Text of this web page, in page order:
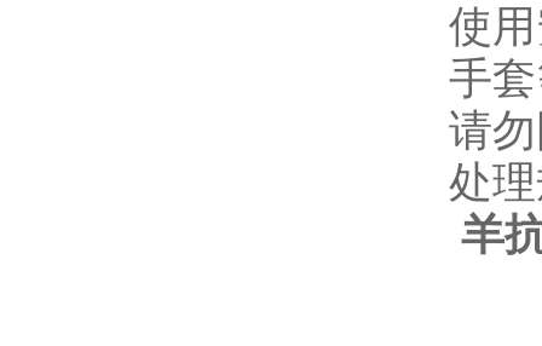
使
手
请
处
羊